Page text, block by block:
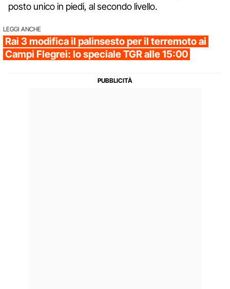
posto unico in piedi, al secondo livello.
LEGGI ANCHE
Rai 3 modifica il palinsesto per il terremoto ai
Campi Flegrei: lo speciale TGR alle 15:00